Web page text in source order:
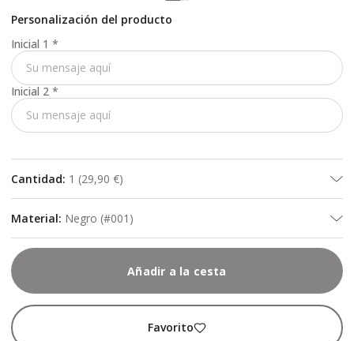
Personalización del producto
Inicial 1 *
Inicial 2 *
Cantidad: 1 (29,90 €)
Material: Negro (#001)
Añadir a la cesta
Favorito